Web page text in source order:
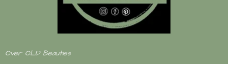
Over OLD Beauties